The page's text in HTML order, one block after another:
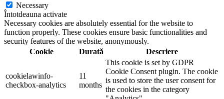
Necessary
Întotdeauna activate
Necessary cookies are absolutely essential for the website to
function properly. These cookies ensure basic functionalities and
security features of the website, anonymously.
Cookie
Durată Descriere
cookielawinfo-
checkbox-analytics
11
months
This cookie is set by GDPR
Cookie Consent plugin. The cookie
is used to store the user consent for
the cookies in the category